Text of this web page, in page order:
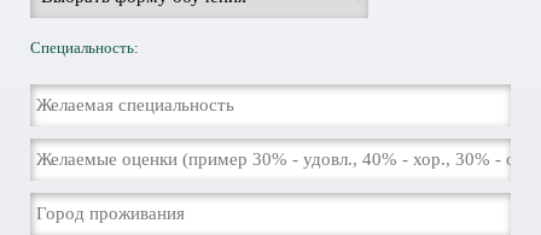
Специальность: